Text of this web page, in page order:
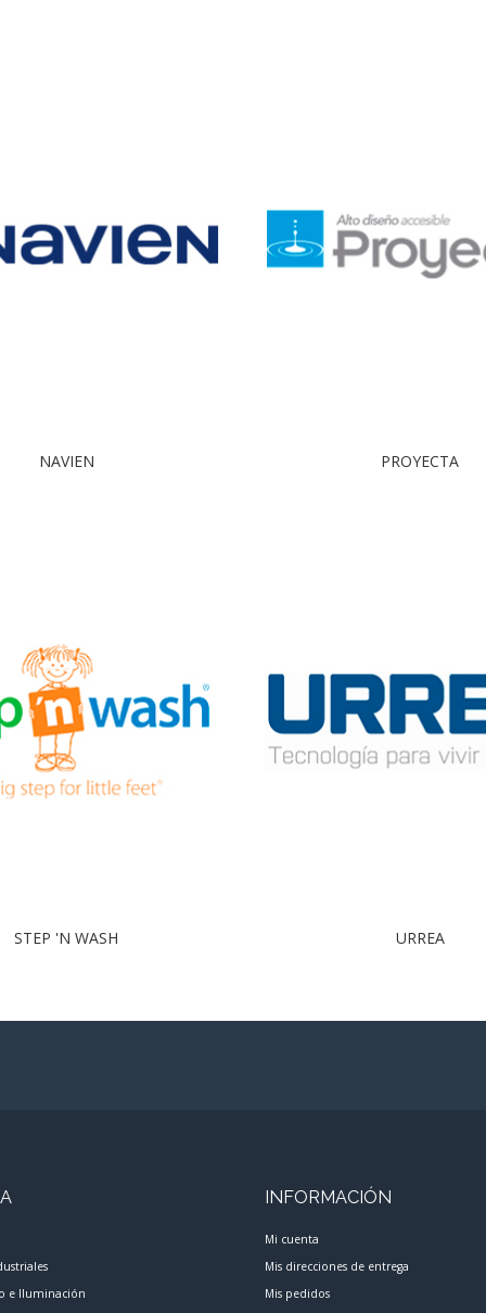
NAVIEN PROYECTA
STEP 'N WASH URREA
e Iluminación
INFORMACIÓN
Mi cuenta
Mis direcciones de entrega
Mis pedidos